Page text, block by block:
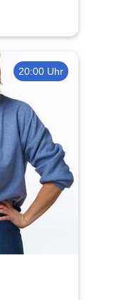
20:00 Uhr